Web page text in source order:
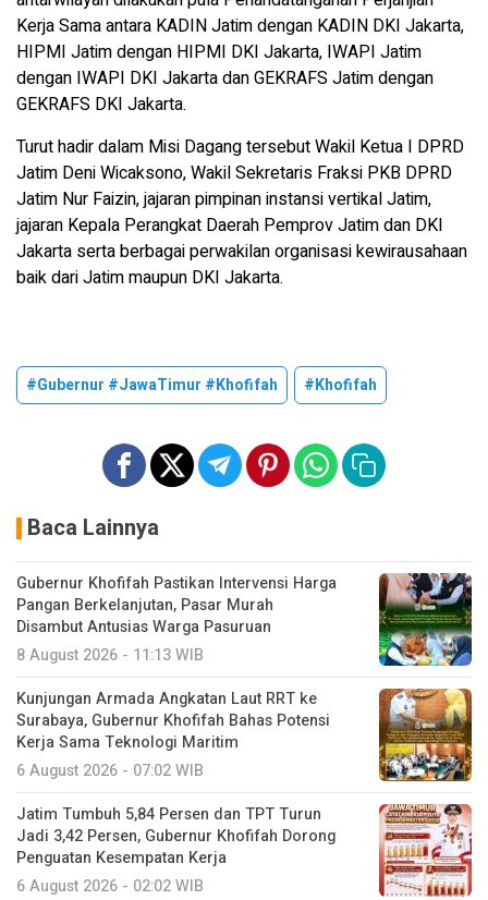
Kerja Sama antara KADIN Jatim dengan KADIN DKI Jakarta,
HIPMI Jatim dengan HIPMI DKI Jakarta, IWAPI Jatim
dengan IWAPI DKI Jakarta dan GEKRAFS Jatim dengan
GEKRAFS DKI Jakarta.
Turut hadir dalam Misi Dagang tersebut Wakil Ketua I DPRD
Jatim Deni Wicaksono, Wakil Sekretaris Fraksi PKB DPRD
Jatim Nur Faizin, jajaran pimpinan instansi vertikal Jatim,
jajaran Kepala Perangkat Daerah Pemprov Jatim dan DKI
Jakarta serta berbagai perwakilan organisasi kewirausahaan
baik dari Jatim maupun DKI Jakarta.
#Gubernur #JawaTimur #Khofifah #Khofifah
Baca Lainnya
Gubernur Khofifah Pastikan Intervensi Harga
Pangan Berkelanjutan, Pasar Murah
Disambut Antusias Warga Pasuruan
8 August 2026 - 11:13 WIB
Kunjungan Armada Angkatan Laut RRT ke
Surabaya, Gubernur Khofifah Bahas Potensi
Kerja Sama Teknologi Maritim
6 August 2026 - 07:02 WIB
Jatim Tumbuh 5,84 Persen dan TPT Turun
Jadi 3,42 Persen, Gubernur Khofifah Dorong
Penguatan Kesempatan Kerja
6 August 2026 - 02:02 WIB